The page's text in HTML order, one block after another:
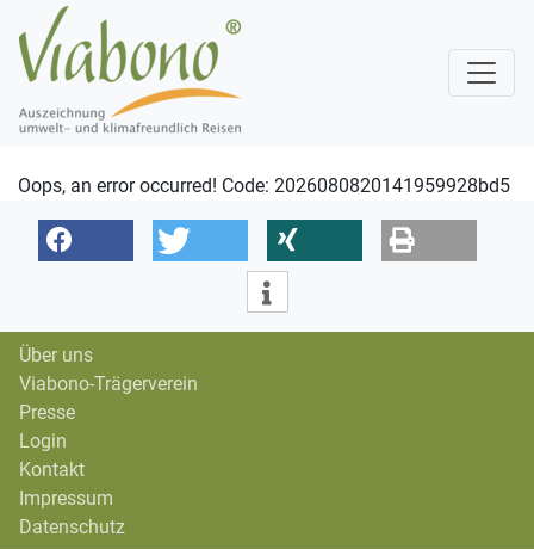
Oops, an error occurred! Code: 2026080820141959928bd5
Über uns
Viabono-Trägerverein
Presse
Login
Kontakt
Impressum
Datenschutz